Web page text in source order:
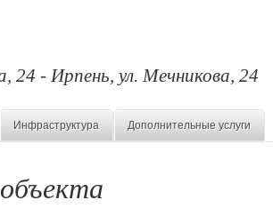
24 - Ирпень, ул. Мечникова, 24
Инфраструктура Дополнительные услуги